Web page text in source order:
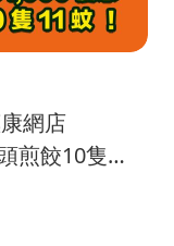
網店
煎餃10隻